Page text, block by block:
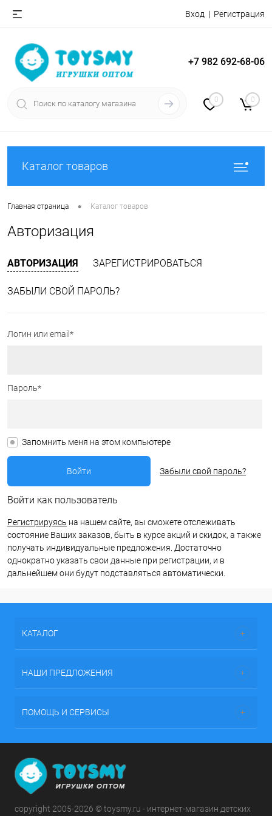
Вход Регистрация
+7 982 692-68-06
0 0
Каталог товаров
Главная страница • Каталог товаров
Авторизация
АВТОРИЗАЦИЯ ЗАРЕГИСТРИРОВАТЬСЯ
ЗАБЫЛИ СВОЙ ПАРОЛЬ?
Логин или email*
Пароль*
Запомнить меня на этом компьютере
Забыли свой пароль?
Войти как пользователь
Регистрируясь на нашем сайте, вы сможете отслеживать
состояние Ваших заказов, быть в курсе акций и скидок, а также
получать индивидуальные предложения. Достаточно
однократно указать свои данные при регистрации, и в
дальнейшем они будут подставляться автоматически.
КАТАЛОГ
НАШИ ПРЕДЛОЖЕНИЯ
ПОМОЩЬ И СЕРВИСЫ
copyright 2005-2026 © toysmy.ru - интернет-магазин детских